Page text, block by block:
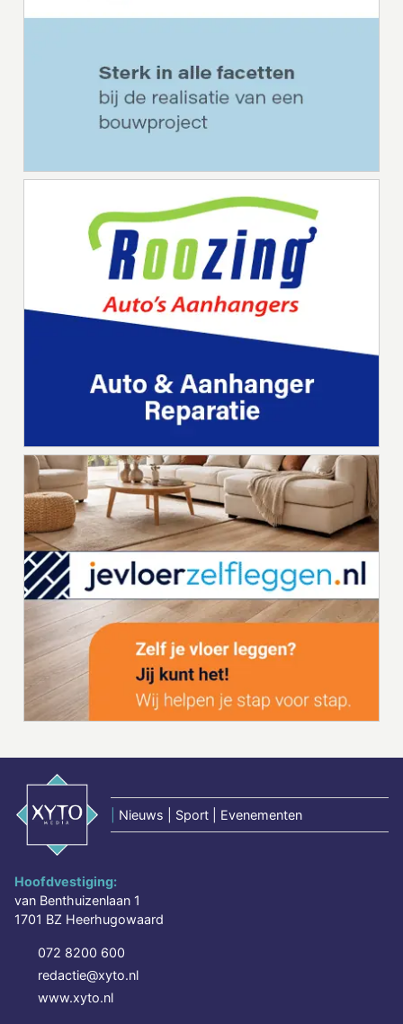
Nieuws | Sport | Evenementen
Hoofdvestiging:
van Benthuizenlaan 1
1701 BZ Heerhugowaard
072 8200 600
redactie@xyto.nl
www.xyto.nl